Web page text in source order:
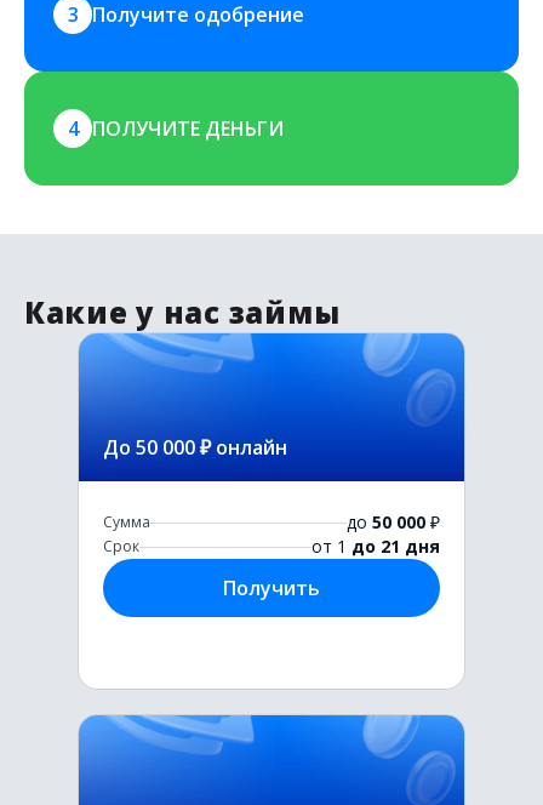
3 Получите одобрение
4 ПОЛУЧИТЕ ДЕНЬГИ
Какие у нас займы
До 50 000 ₽ онлайн
Сумма до 50 000 ₽
Срок от 1 до 21 дня
Получить